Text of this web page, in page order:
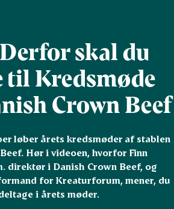
skal du
til Kredsmøde
Crown Beef
løber årets kredsmøder af stablen
Hør i videoen, hvorfor Finn
direktør i Danish Crown Beef, og
for Kreaturforum, mener, du
i årets møder.